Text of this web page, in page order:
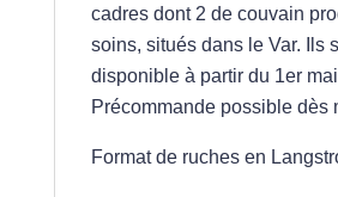
cadres dont 2 de couvain
soins, situés dans le Var. Ils
disponible à partir du 1er
Précommande possible dès
Format de ruches en